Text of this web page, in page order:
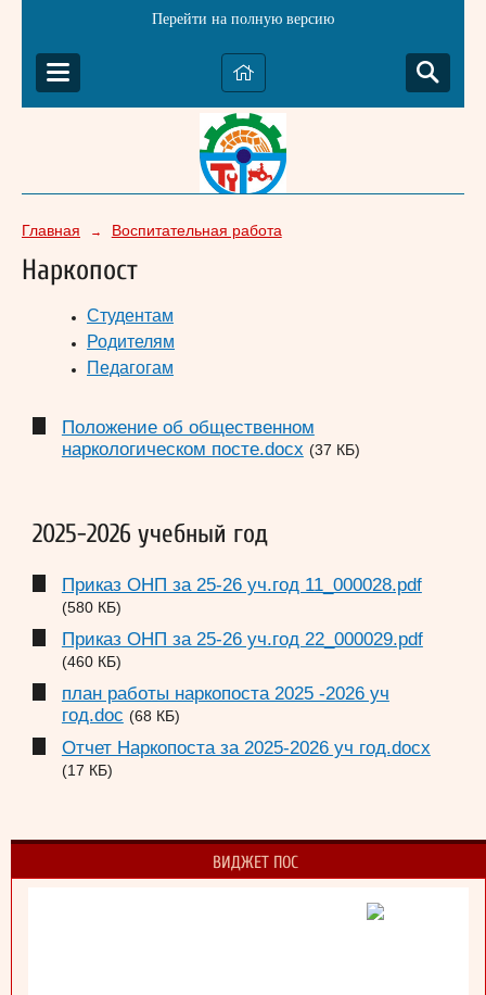
Перейти на полную версию
Главная → Воспитательная работа
Наркопост
Студентам
Родителям
Педагогам
Положение об общественном
наркологическом посте.docx (37 КБ)
2025-2026 учебный год
Приказ ОНП за 25-26 уч.год 11_000028.pdf
(580 КБ)
Приказ ОНП за 25-26 уч.год 22_000029.pdf
(460 КБ)
план работы наркопоста 2025 -2026 уч
год.doc (68 КБ)
Отчет Наркопоста за 2025-2026 уч год.docx
(17 КБ)
ВИДЖЕТ ПОС